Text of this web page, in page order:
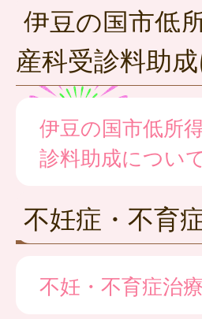
伊豆の国市低
産科受診料助
伊豆の国市低所
診料助成につい
不妊症・不育
不妊・不育症治